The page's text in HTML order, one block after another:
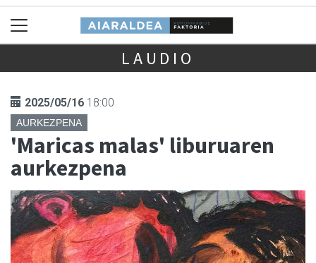
LAUDIO
2025/05/16 18:00
AURKEZPENA
'Maricas malas' liburuaren
aurkezpena